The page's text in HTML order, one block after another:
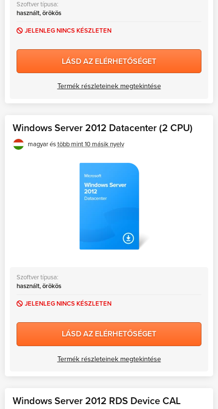
Szoftver típusa:
használt, örökös
JELENLEG NINCS KÉSZLETEN
LÁSD AZ ELÉRHETŐSÉGET
Termék részleteinek megtekintése
Windows Server 2012 Datacenter (2 CPU)
magyar éstöbb mint 10 másik nyelv
Szoftver típusa:
használt, örökös
JELENLEG NINCS KÉSZLETEN
LÁSD AZ ELÉRHETŐSÉGET
Termék részleteinek megtekintése
Windows Server 2012 RDS Device CAL